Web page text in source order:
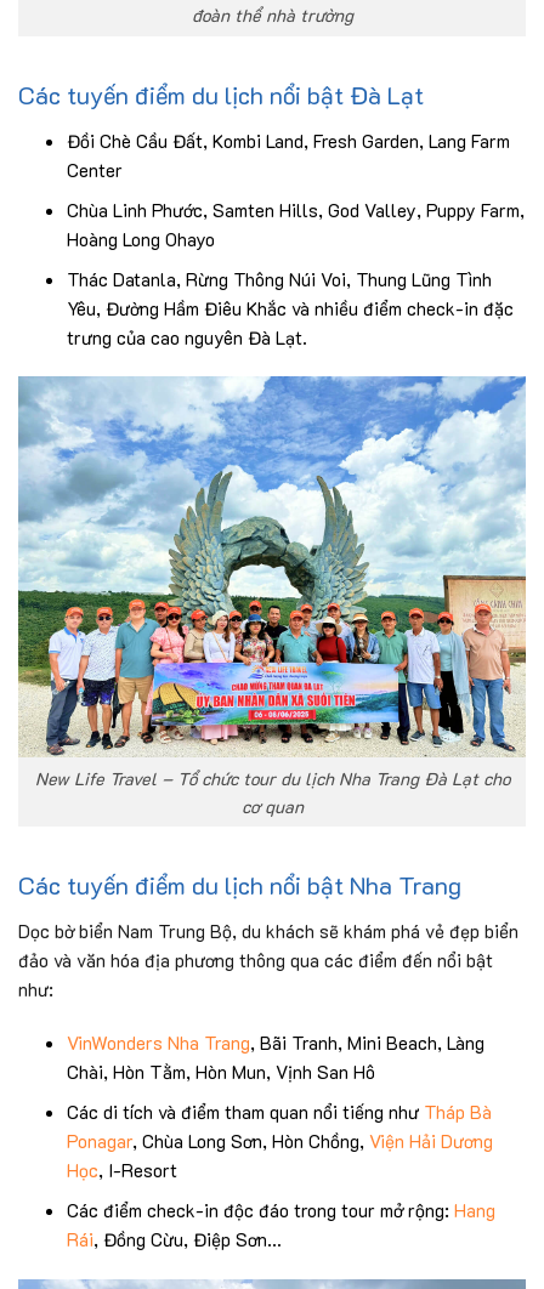
đoàn thể nhà trường
Các tuyến điểm du lịch nổi bật Đà Lạt
Đồi Chè Cầu Đất, Kombi Land, Fresh Garden, Lang Farm
Center
Chùa Linh Phước, Samten Hills, God Valley, Puppy Farm,
Hoàng Long Ohayo
Thác Datanla, Rừng Thông Núi Voi, Thung Lũng Tình
Yêu, Đường Hầm Điêu Khắc và nhiều điểm check-in đặc
trưng của cao nguyên Đà Lạt.
New Life Travel – Tổ chức tour du lịch Nha Trang Đà Lạt cho
cơ quan
Các tuyến điểm du lịch nổi bật Nha Trang
Dọc bờ biển Nam Trung Bộ, du khách sẽ khám phá vẻ đẹp biển
đảo và văn hóa địa phương thông qua các điểm đến nổi bật
như:
VinWonders Nha Trang, Bãi Tranh, Mini Beach, Làng
Chài, Hòn Tằm, Hòn Mun, Vịnh San Hô
Các di tích và điểm tham quan nổi tiếng như Tháp Bà
Ponagar, Chùa Long Sơn, Hòn Chồng, Viện Hải Dương
Học, I-Resort
Các điểm check-in độc đáo trong tour mở rộng: Hang
Rái, Đồng Cừu, Điệp Sơn…